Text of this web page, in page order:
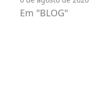
Em "BLOG"